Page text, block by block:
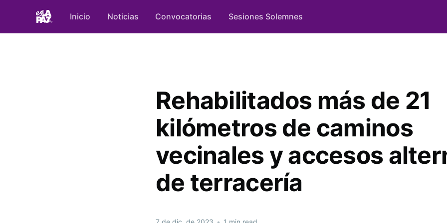
Inicio Noticias Convocatorias Sesiones Solemnes
Rehabilitados más de 21
kilómetros de caminos
vecinales y accesos
de terracería